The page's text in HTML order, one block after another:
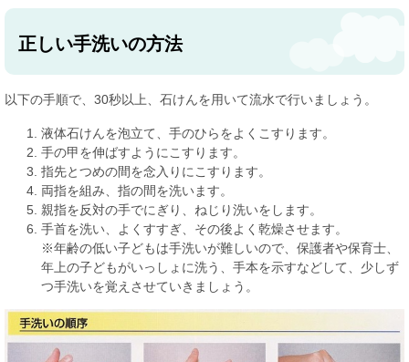
正しい手洗いの方法
以下の手順で、30秒以上、石けんを用いて流水で行いましょう。
液体石けんを泡立て、手のひらをよくこすります。
手の甲を伸ばすようにこすります。
指先とつめの間を念入りにこすります。
両指を組み、指の間を洗います。
親指を反対の手でにぎり、ねじり洗いをします。
手首を洗い、よくすすぎ、その後よく乾燥させます。
※年齢の低い子どもは手洗いが難しいので、保護者や保育士、
年上の子どもがいっしょに洗う、手本を示すなどして、少しず
つ手洗いを覚えさせていきましょう。